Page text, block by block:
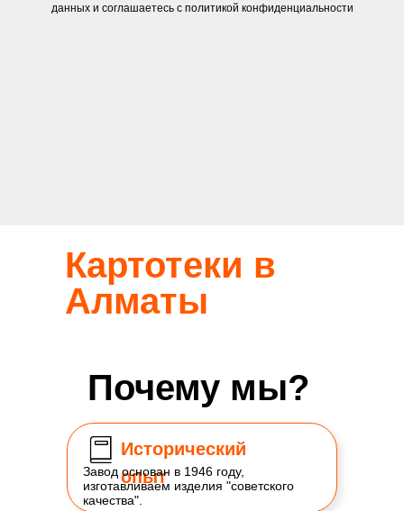
данных и соглашаетесь c политикой конфиденциальности
Картотеки в
Алматы
Исторический
опыт
Завод основан в 1946 году,
изготавливаем изделия "советского
качества".
Почему мы?